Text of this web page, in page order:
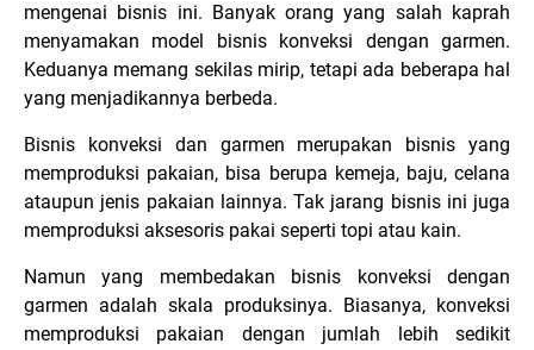
mengenai bisnis ini. Banyak orang yang salah kaprah
menyamakan model bisnis konveksi dengan garmen.
Keduanya memang sekilas mirip, tetapi ada beberapa hal
yang menjadikannya berbeda.
Bisnis konveksi dan garmen merupakan bisnis yang
memproduksi pakaian, bisa berupa kemeja, baju, celana
ataupun jenis pakaian lainnya. Tak jarang bisnis ini juga
memproduksi aksesoris pakai seperti topi atau kain.
Namun yang membedakan bisnis konveksi dengan
garmen adalah skala produksinya. Biasanya, konveksi
memproduksi pakaian dengan jumlah lebih sedikit